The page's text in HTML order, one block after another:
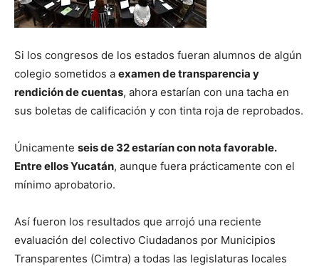
Si los congresos de los estados fueran alumnos de algún
colegio sometidos a examen de transparencia y
rendición de cuentas, ahora estarían con una tacha en
sus boletas de calificación y con tinta roja de reprobados.
Únicamente seis de 32 estarían con nota favorable.
Entre ellos Yucatán, aunque fuera prácticamente con el
mínimo aprobatorio.
Así fueron los resultados que arrojó una reciente
evaluación del colectivo Ciudadanos por Municipios
Transparentes (Cimtra) a todas las legislaturas locales